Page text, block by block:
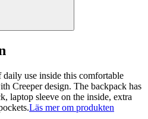
use inside this comfortable
Creeper design. The backpack has
laptop sleeve on the inside, extra
Läs mer om produkten